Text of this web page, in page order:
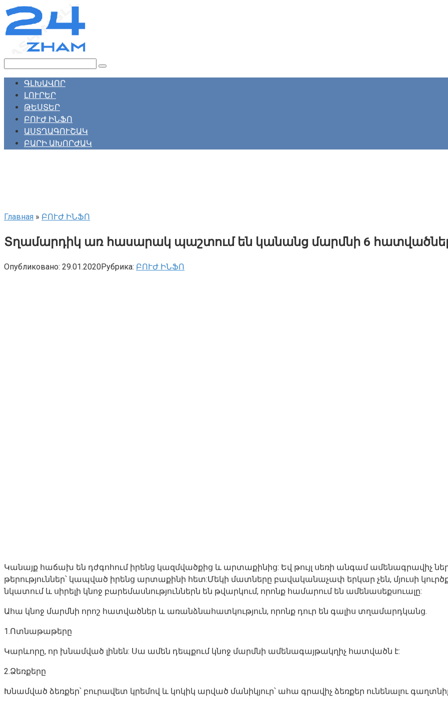
Перейти
контенту
ԳԼԽԱՎՈՐ
ԼՈՒՐԵՐ
ԹԵՍՏԵՐ
ԲՈՒԺ ԻՆՖՈ
ԱՍՏՂԱԳՈՒՇԱԿ
ԲԱՐԻ ԱԽՈՐԺԱԿ
Главная » ԲՈՒԺ ԻՆՖՈ
Տղամարդիկ առ հասարակ պաշտում են կանանց մարմնի 6
Опубликовано: 29.01.2020Рубрика: ԲՈՒԺ ԻՆՖՈ
Կանայք հաճախ են դժգոհում իրենց կազմվածքից և արտաքինից: Եվ թույլ սեռի անգամ ամենագրավիչ
թերություններ՝ կապված իրենց արտաքինի հետ:Մեկի մատները բավականաչափ երկար չեն, մյուսի
նկատում և սիրելի կնոջ բարեմասնություններն են թվարկում, որոնք համարում են ամենասեքսուալը:
Ահա կնոջ մարմնի որոշ հատվածներ և առանձնահատկություն, որոնք դուր են գալիս տղամարդկանց.
1.Ոտնաթաթերը
Կարևորը, որ խնամված լինեն: Սա ամեն դեպքում կնոջ մարմնի ամենագայթակղիչ հատվածն է:
2.Ձեռքերը
Խնամված ձեռքեր՝ բուրավետ կրեմով և կոկիկ արված մանիկյուր՝ ահա գրավիչ ձեռքեր ունենալու